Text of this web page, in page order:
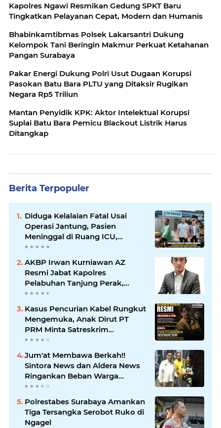
Kapolres Ngawi Resmikan Gedung SPKT Baru
Tingkatkan Pelayanan Cepat, Modern dan Humanis
Bhabinkamtibmas Polsek Lakarsantri Dukung
Kelompok Tani Beringin Makmur Perkuat Ketahanan
Pangan Surabaya
Pakar Energi Dukung Polri Usut Dugaan Korupsi
Pasokan Batu Bara PLTU yang Ditaksir Rugikan
Negara Rp5 Triliun
Mantan Penyidik KPK: Aktor Intelektual Korupsi
Suplai Batu Bara Pemicu Blackout Listrik Harus
Ditangkap
Berita Terpopuler
Diduga Kelalaian Fatal Usai
Operasi Jantung, Pasien
Meninggal di Ruang ICU,
Keluarga Tuntut RSUD dr.
Jawab
AKBP Irwan Kurniawan AZ
Resmi Jabat Kapolres
Pelabuhan Tanjung Perak,
Pimpinan Redaksi
Sampaikan Ucapan Selamat
Kasus Pencurian Kabel Rungkut
Mengemuka, Anak Dirut PT
PRM Minta Satreskrim
Polrestabes Surabaya Usut
Jum'at Membawa Berkah!!
Sintora News dan Aldera News
Ringankan Beban Warga
Bangkitkan Pelaku UMKM
Polrestabes Surabaya Amankan
Tiga Tersangka Serobot Ruko di
Ngagel